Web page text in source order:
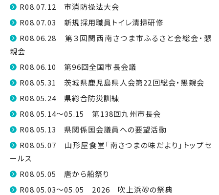
R08.07.12 市消防操法大会
R08.07.03 新規採用職員トイレ清掃研修
R08.06.28 第３回関西南さつま市ふるさと会総会・懇
親会
R08.06.10 第96回全国市長会議
R08.05.31 茨城県鹿児島県人会第22回総会・懇親会
R08.05.24 県総合防災訓練
R08.05.14～05.15 第138回九州市長会
R08.05.13 県関係国会議員への要望活動
R08.05.07 山形屋食堂「南さつまの味だより」トップセ
ールス
R08.05.05 唐から船祭り
R08.05.03～05.05 2026 吹上浜砂の祭典